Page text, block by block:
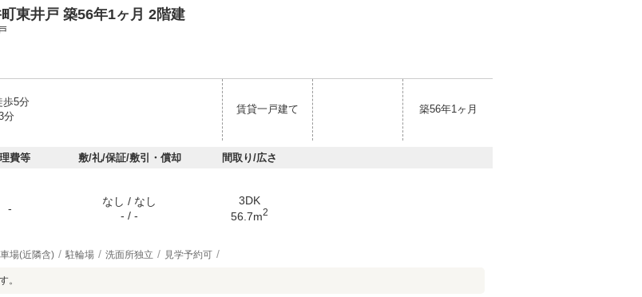
東井戸 築56年1ヶ月 2階建
歩5分
分
賃貸一戸建て 築56年1ヶ月
費等 敷/礼/保証/敷引・償却 間取り/広さ
-
なし / なし
- / -
3DK
56.7m2
場(近隣含) 駐輪場 洗面所独立 見学予約可
。